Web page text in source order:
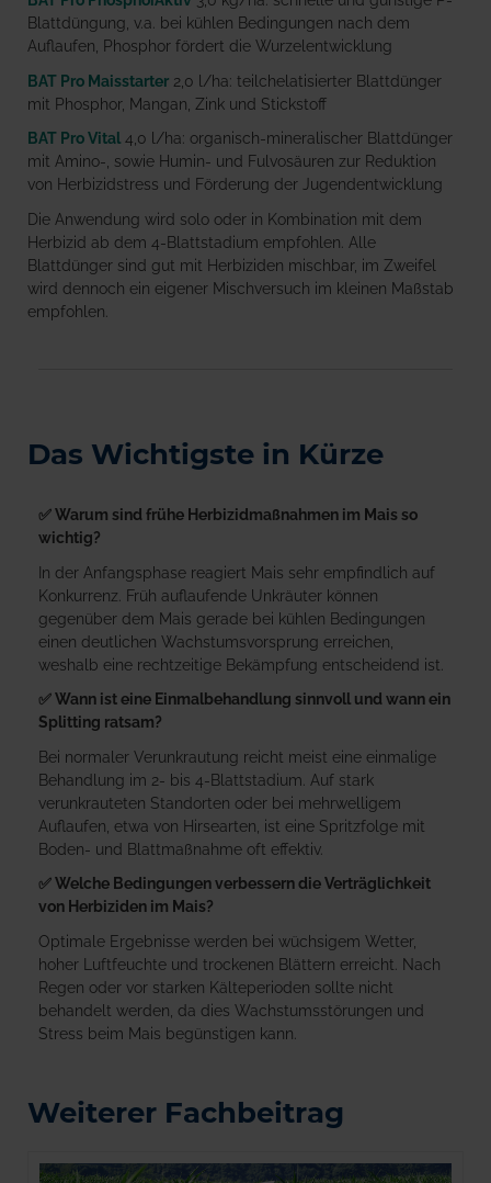
Blattdüngung, v.a. bei kühlen Bedingungen nach dem
Auflaufen, Phosphor fördert die Wurzelentwicklung
BAT Pro Maisstarter 2,0 l/ha: teilchelatisierter Blattdünger
mit Phosphor, Mangan, Zink und Stickstoff
BAT Pro Vital 4,0 l/ha: organisch-mineralischer Blattdünger
mit Amino-, sowie Humin- und Fulvosäuren zur Reduktion
von Herbizidstress und Förderung der Jugendentwicklung
Die Anwendung wird solo oder in Kombination mit dem
Herbizid ab dem 4-Blattstadium empfohlen. Alle
Blattdünger sind gut mit Herbiziden mischbar, im Zweifel
wird dennoch ein eigener Mischversuch im kleinen Maßstab
empfohlen.
Das Wichtigste in Kürze
✅ Warum sind frühe Herbizidmaßnahmen im Mais so
wichtig?
In der Anfangsphase reagiert Mais sehr empfindlich auf
Konkurrenz. Früh auflaufende Unkräuter können
gegenüber dem Mais gerade bei kühlen Bedingungen
einen deutlichen Wachstumsvorsprung erreichen,
weshalb eine rechtzeitige Bekämpfung entscheidend ist.
✅ Wann ist eine Einmalbehandlung sinnvoll und wann ein
Splitting ratsam?
Bei normaler Verunkrautung reicht meist eine einmalige
Behandlung im 2- bis 4‑Blattstadium. Auf stark
verunkrauteten Standorten oder bei mehrwelligem
Auflaufen, etwa von Hirsearten, ist eine Spritzfolge mit
Boden- und Blattmaßnahme oft effektiv.
✅ Welche Bedingungen verbessern die Verträglichkeit
von Herbiziden im Mais?
Optimale Ergebnisse werden bei wüchsigem Wetter,
hoher Luftfeuchte und trockenen Blättern erreicht. Nach
Regen oder vor starken Kälteperioden sollte nicht
behandelt werden, da dies Wachstumsstörungen und
Stress beim Mais begünstigen kann.
Weiterer Fachbeitrag